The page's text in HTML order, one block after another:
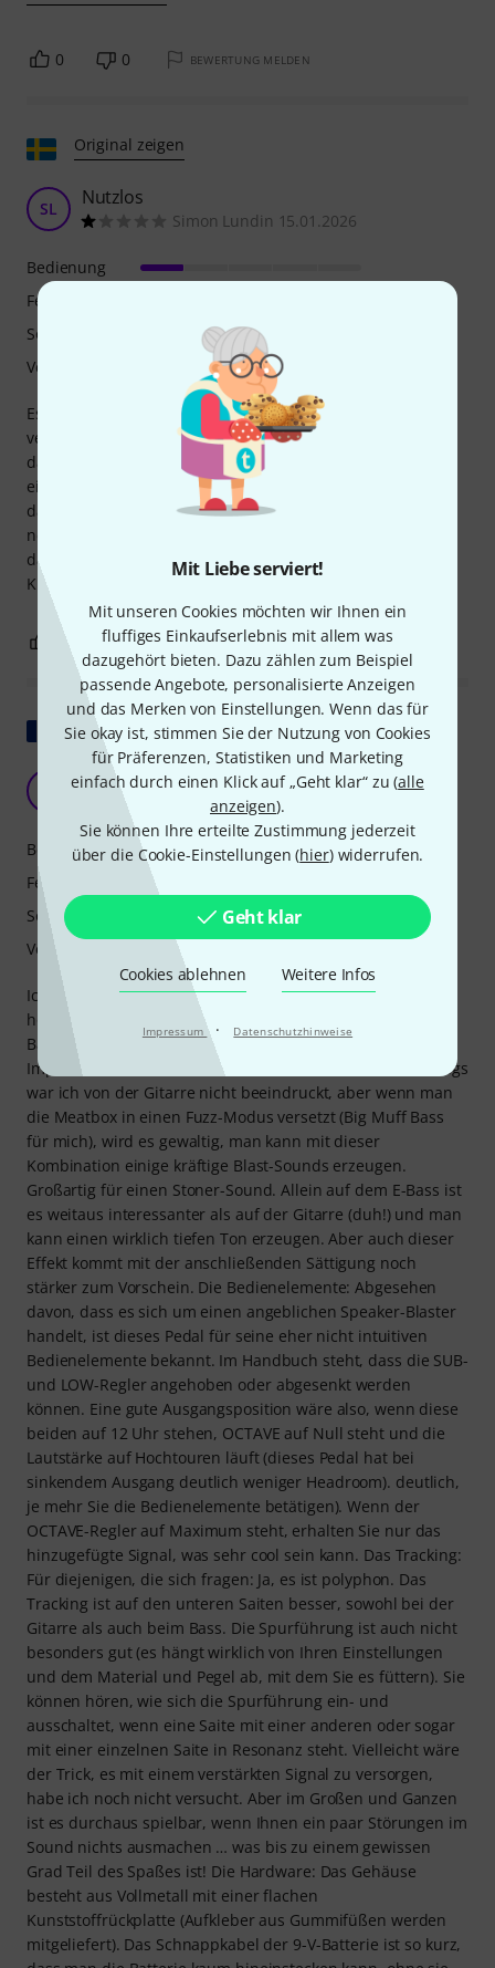
Mit Liebe serviert!
Mit unseren Cookies möchten wir Ihnen ein
fluffiges Einkaufserlebnis mit allem was
dazugehört bieten. Dazu zählen zum Beispiel
passende Angebote, personalisierte Anzeigen
und das Merken von Einstellungen. Wenn das für
Sie okay ist, stimmen Sie der Nutzung von Cookies
für Präferenzen, Statistiken und Marketing
einfach durch einen Klick auf „Geht klar“ zu (alle
anzeigen).
Sie können Ihre erteilte Zustimmung jederzeit
über die Cookie-Einstellungen (hier) widerrufen.
Geht klar
Cookies ablehnen Weitere Infos
Impressum · Datenschutzhinweise
0 0 BEWERTUNG MELDEN
Original zeigen
SL Nutzlos
Simon Lundin 15.01.2026
Es ist absolut unmöglich, mit diesem Pedal einen
vernünftigen Ton zu erzeugen. Die Lautstärke ist so gering,
dass man nichts heraushören kann, höchstens ab und zu
ein Knistern und Knacken beim Drehen der Regler. Ich
dachte, es sei kaputt und habe es zurückgeschickt. Das
neue war genauso schlecht, völlig unbrauchbar. Ich hätte
das neue auch gerne zurückgeschickt, aber der
Kundenservice scheint in einer längeren Pause zu sein.
Bedienung
Features
Sound
Verarbeitung
0 BEWERTUNG MELDEN
Original zeigen
Klingt massiv, aber nicht allein
SmoothWax 16.08.2024
Ich habe die Meatbox gekauft, um sie an Gitarre, Bass und
höchstwahrscheinlich an basslastigen Instrumenten wie
Bassdrum oder Orgelkabine (mit Mikrofon und
Impedanztransformator) zu verwenden. Der Sound: Anfangs
war ich von der Gitarre nicht beeindruckt, aber wenn man
die Meatbox in einen Fuzz-Modus versetzt (Big Muff Bass
für mich), wird es gewaltig, man kann mit dieser
Kombination einige kräftige Blast-Sounds erzeugen.
Großartig für einen Stoner-Sound. Allein auf dem E-Bass ist
es weitaus interessanter als auf der Gitarre (duh!) und man
kann einen wirklich tiefen Ton erzeugen. Aber auch dieser
Effekt kommt mit der anschließenden Sättigung noch
stärker zum Vorschein. Die Bedienelemente: Abgesehen
davon, dass es sich um einen angeblichen Speaker-Blaster
handelt, ist dieses Pedal für seine eher nicht intuitiven
Bedienelemente bekannt. Im Handbuch steht, dass die SUB-
und LOW-Regler angehoben oder abgesenkt werden
können. Eine gute Ausgangsposition wäre also, wenn diese
beiden auf 12 Uhr stehen, OCTAVE auf Null steht und die
Lautstärke auf Hochtouren läuft (dieses Pedal hat bei
sinkendem Ausgang deutlich weniger Headroom). deutlich,
je mehr Sie die Bedienelemente betätigen). Wenn der
OCTAVE-Regler auf Maximum steht, erhalten Sie nur das
hinzugefügte Signal, was sehr cool sein kann. Das Tracking:
Für diejenigen, die sich fragen: Ja, es ist polyphon. Das
Tracking ist auf den unteren Saiten besser, sowohl bei der
Gitarre als auch beim Bass. Die Spurführung ist auch nicht
besonders gut (es hängt wirklich von Ihren Einstellungen
und dem Material und Pegel ab, mit dem Sie es füttern). Sie
können hören, wie sich die Spurführung ein- und
ausschaltet, wenn eine Saite mit einer anderen oder sogar
mit einer einzelnen Saite in Resonanz steht. Vielleicht wäre
der Trick, es mit einem verstärkten Signal zu versorgen,
habe ich noch nicht versucht. Aber im Großen und Ganzen
ist es durchaus spielbar, wenn Ihnen ein paar Störungen im
Sound nichts ausmachen … was bis zu einem gewissen
Grad Teil des Spaßes ist! Die Hardware: Das Gehäuse
besteht aus Vollmetall mit einer flachen
Kunststoffrückplatte (Aufkleber aus Gummifüßen werden
mitgeliefert). Das Schnappkabel der 9-V-Batterie ist so kurz,
Bedienung
Features
Sound
Verarbeitung